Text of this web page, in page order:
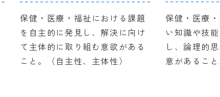
保健・医療・福祉における課題
を自主的に発見し、解決に向け
て主体的に取り組む意欲がある
こと。（自主性、主体性）
保健・医療
い知識や技
し、論理的
意があるこ